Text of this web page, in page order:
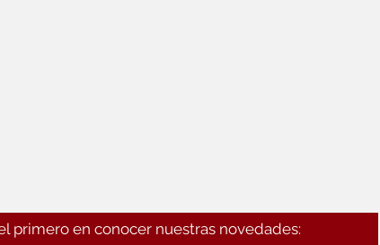
primero en conocer nuestras novedades: